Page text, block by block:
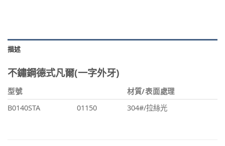
描述
不鏽鋼德式凡爾(一字外牙)
型號
材質/表面處理
B0140STA
01150 304#/拉絲光